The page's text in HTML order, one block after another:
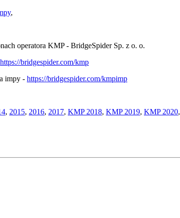
,
operatora KMP - BridgeSpider Sp. z o. o.
https://bridgespider.com/kmp
impy - https://bridgespider.com/kmpimp
, 2015, 2016, 2017, KMP 2018, KMP 2019, KMP 2020,